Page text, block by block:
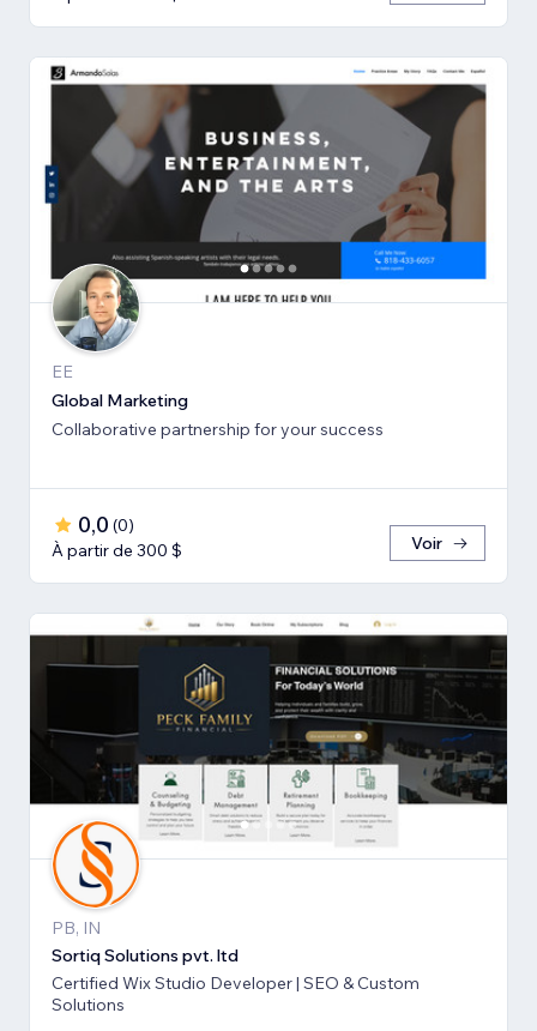
EE
Global Marketing
Collaborative partnership for your success
0,0 (0)
À partir de 300 $
Voir
PB, IN
Sortiq Solutions pvt. ltd
Certified Wix Studio Developer | SEO & Custom
Solutions